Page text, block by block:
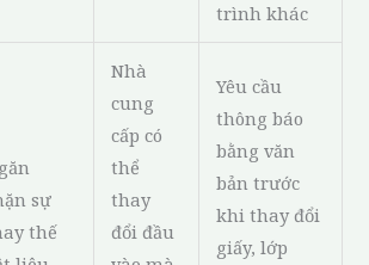
trình khác
sự
thế
Nhà
cung
cấp có
thể
thay
đổi đầu
Yêu cầu
thông báo
bằng văn
bản trước
khi thay đổi
giấy, lớp